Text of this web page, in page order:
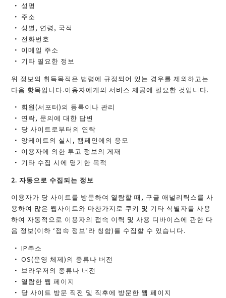
성명
주소
성별, 연령, 국적
전화번호
이메일 주소
기타 필요한 정보
위 정보의 취득목적은 법령에 규정되어 있는 경우를 제외하고는
다음 항목입니다.이용자에게의 서비스 제공에 필요한 것입니다.
회원(서포터)의 등록이나 관리
연락, 문의에 대한 답변
당 사이트로부터의 연락
앙케이트의 실시, 캠페인에의 응모
이용자에 의한 투고 정보의 게재
기타 수집 시에 명기한 목적
2. 자동으로 수집되는 정보
이용자가 당 사이트를 방문하여 열람할 때, 구글 애널리틱스를 사
용하여 많은 웹사이트와 마찬가지로 쿠키 및 기타 식별자를 사용
하여 자동적으로 이용자의 접속 이력 및 사용 디바이스에 관한 다
음 정보(이하 ‘접속 정보’라 칭함)를 수집할 수 있습니다.
IP주소
OS(운영 체제)의 종류나 버전
브라우저의 종류나 버전
열람한 웹 페이지
당 사이트 방문 직전 및 직후에 방문한 웹 페이지